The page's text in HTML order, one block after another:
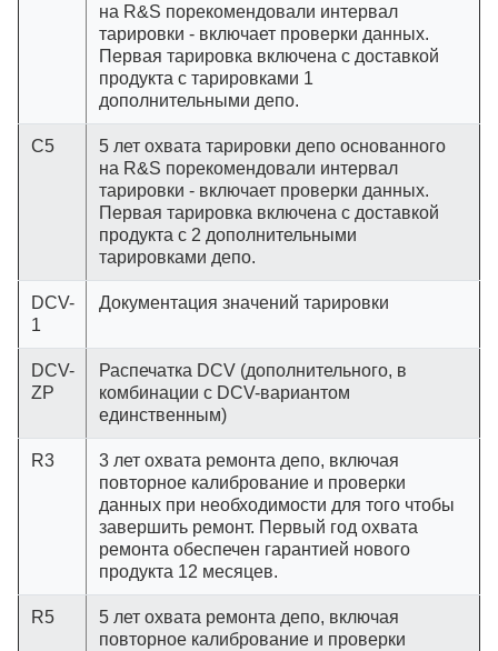
на R&S порекомендовали интервал
тарировки - включает проверки данных.
Первая тарировка включена с доставкой
продукта с тарировками 1
дополнительными депо.
C5
5 лет охвата тарировки депо основанного
на R&S порекомендовали интервал
тарировки - включает проверки данных.
Первая тарировка включена с доставкой
продукта с 2 дополнительными
тарировками депо.
DCV-
1
Документация значений тарировки
DCV-
ZP
Распечатка DCV (дополнительного, в
комбинации с DCV-вариантом
единственным)
R3
3 лет охвата ремонта депо, включая
повторное калибрование и проверки
данных при необходимости для того чтобы
завершить ремонт. Первый год охвата
ремонта обеспечен гарантией нового
продукта 12 месяцев.
R5
5 лет охвата ремонта депо, включая
повторное калибрование и проверки